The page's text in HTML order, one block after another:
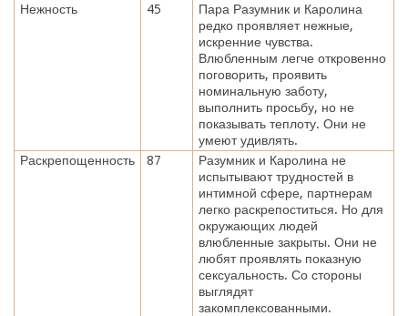
Нежность
45
Пара Разумник и Каролина
редко проявляет нежные,
искренние чувства.
Влюбленным легче откровенно
поговорить, проявить
номинальную заботу,
выполнить просьбу, но не
показывать теплоту. Они не
умеют удивлять.
Раскрепощенность
87
Разумник и Каролина не
испытывают трудностей в
интимной сфере, партнерам
легко раскрепоститься. Но для
окружающих людей
влюбленные закрыты. Они не
любят проявлять показную
сексуальность. Со стороны
выглядят
закомплексованными.